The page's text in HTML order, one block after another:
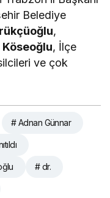
Belediye
,
, İlçe
ve çok
# Adnan Günnar
# dr.